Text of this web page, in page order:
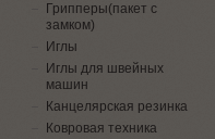
Грипперы(пакет с
замком)
Иглы
Иглы для швейных
машин
Канцелярская резинка
Ковровая техника